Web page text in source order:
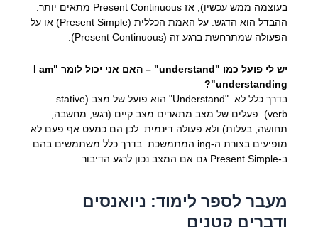
בעוצמה ממש עכשיו), אז Present Continuous מתאים יותר.
ההבדל הוא הדגש: על האמת הכללית (Present Simple) או על
הפעולה שמתרחשת ברגע זה (Present Continuous).
יש לי פועל כמו "understand" – האם אני יכול לומר "I am
understanding"?
בדרך כלל לא. "Understand" הוא פועל של מצב (stative
verb). פעלים של מצב מתארים מצב קיים (רגש, מחשבה,
תחושה, בעלות) ולא פעולה דינמית. לכן הם כמעט אף פעם לא
מופיעים בצורת ה-ing המתמשכת. בדרך כלל משתמשים בהם
ב-Present Simple גם אם המצב נכון לרגע הדיבור.
מעבר לספר לימוד: ניואנסים
ודברים קטנים